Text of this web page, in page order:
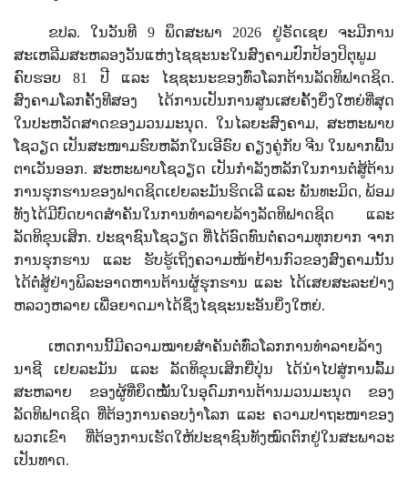
ຂປລ. ໃນວັນທີ 9 ພຶດສະພາ 2026 ຢູ່ຣັດເຊຍ ຈະມີການ
ສະເຫລີມສະຫລອງວັນແຫ່ງໄຊຊະນະໃນສົງຄາມປົກປ້ອງປິຕຸພູມ
ຄົບຮອບ 81 ປີ ແລະ ໄຊຊະນະຂອງທົ່ວໂລກຕ້ານລັດທິຟາດຊິດ.
ສົງຄາມໂລກຄັ້ງທີສອງ ໄດ້ການເປັນການສູນເສຍຄັ້ງຍິ່ງໃຫຍ່ທີ່ສຸດ
ໃນປະຫວັດສາດຂອງມວນມະນຸດ. ໃນໄລຍະສົງຄາມ, ສະຫະພາບ
ໂຊວຽດ ເປັນສະໜາມຮົບຫລັກໃນເອີຣົບ ຄຽງຄູ່ກັບ ຈີນ ໃນພາກພື້ນ
ຕາເວັນອອກ. ສະຫະພາບໂຊວຽດ ເປັນກໍາລັງຫລັກໃນການຕໍ່ສູ້ຕ້ານ
ການຮຸກຮານຂອງຟາດຊິດເຢຍລະມັນຮິດເລີ ແລະ ພັນທະມິດ, ພ້ອມ
ທັງໄດ້ມີບົດບາດສຳຄັນໃນການທຳລາຍລ້າງລັດທິຟາດຊິດ ແລະ
ລັດທິຂຸນເສິກ. ປະຊາຊົນໂຊວຽດ ທີ່ໄດ້ອົດທົນຕໍ່ຄວາມທຸກຍາກ ຈາກ
ການຮຸກຮານ ແລະ ຮັບຮູ້ເຖິງຄວາມໜ້າຢ້ານກົວຂອງສົງຄາມນັ້ນ
ໄດ້ຕໍ່ສູ້ຢ່າງພິລະອາດຫານຕ້ານຜູ້ຮຸກຮານ ແລະ ໄດ້ເສຍສະລະຢ່າງ
ຫລວງຫລາຍ ເພື່ອຍາດມາໄດ້ຊຶ່ງໄຊຊະນະອັນຍິ່ງໃຫຍ່.
ເຫດການນີ້ມີຄວາມໝາຍສຳຄັນຕໍ່ທົ່ວໂລກການທຳລາຍລ້າງ
ນາຊີ ເຢຍລະມັນ ແລະ ລັດທິຂຸນເສິກຍີ່ປຸ່ນ ໄດ້ນໍາໄປສູ່ການລົ້ມ
ສະຫລາຍ ຂອງຜູ້ທີ່ຍຶດໝັ້ນໃນອຸດົມການຕ້ານມວນມະນຸດ ຂອງ
ລັດທິຟາດຊິດ ທີ່ຕ້ອງການຄອບງຳໂລກ ແລະ ຄວາມປາຖະໜາຂອງ
ພວກເຂົາ ທີ່ຕ້ອງການເຮັດໃຫ້ປະຊາຊົນທັງໝົດຕົກຢູ່ໃນສະພາວະ
ເປັນທາດ.